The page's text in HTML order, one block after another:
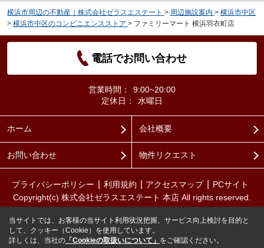
横浜市周辺の不動産｜株式会社ゼラスエステート > 周辺施設案内 > 横浜市中区
> 横浜市中区のコンビニエンスストア > ファミリーマート 横浜羽衣町店
電話でお問い合わせ
営業時間：
9:00~20:00
定休日：
水曜日
ホーム 会社概要
お問い合わせ 物件リクエスト
プライバシーポリシー 利用規約 アクセスマップ
PCサイト
Copyright(c) 株式会社ゼラスエステート 本店 All rights reserved.
当サイトでは、お客様の当サイト利用状況把握、サービス向上検討を目的と
して、クッキー（Cookie）を使用しています。
詳しくは、当社の 「Cookieの取扱いについて」 をご確認ください。